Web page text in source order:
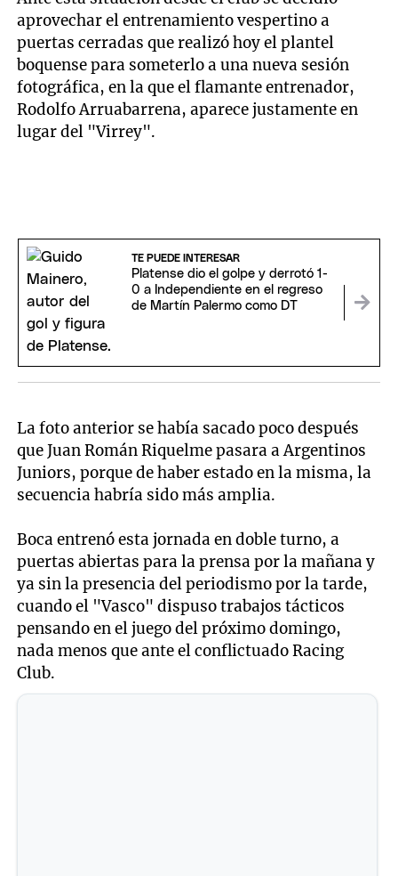
aprovechar el entrenamiento vespertino a
puertas cerradas que realizó hoy el plantel
boquense para someterlo a una nueva sesión
fotográfica, en la que el flamante entrenador,
Rodolfo Arruabarrena, aparece justamente en
lugar del "Virrey".
TE PUEDE INTERESAR
Platense dio el golpe y derrotó 1-
0 a Independiente en el regreso
de Martín Palermo como DT
La foto anterior se había sacado poco después
que Juan Román Riquelme pasara a Argentinos
Juniors, porque de haber estado en la misma, la
secuencia habría sido más amplia.
Boca entrenó esta jornada en doble turno, a
puertas abiertas para la prensa por la mañana y
ya sin la presencia del periodismo por la tarde,
cuando el "Vasco" dispuso trabajos tácticos
pensando en el juego del próximo domingo,
nada menos que ante el conflictuado Racing
Club.